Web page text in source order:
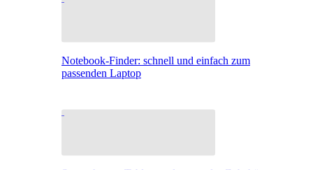
Notebook-Finder: schnell und einfach zum
passenden Laptop